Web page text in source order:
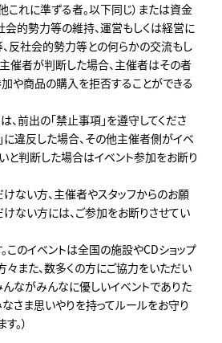
これに準ずる者。以下同じ）または資金
的勢力等の維持、運営もしくは経営に
反社会的勢力等との何らかの交流もし
催者が判断した場合、主催者はその者
や商品の購入を拒否することができる
前出の「禁止事項」を遵守してくださ
に違反した場合、その他主催者側がイベ
と判断した場合はイベント参加をお断り
ない方、主催者やスタッフからのお願
ない方には、ご参加をお断りさせてい
。このイベントは全国の施設やCDショップ
また、数多くの方にご協力をいただい
んながみんなに優しいイベントでありた
なさま思いやりを持ってルールをお守り
。）